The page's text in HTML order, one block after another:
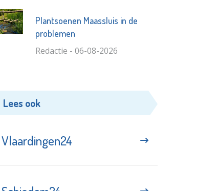
Plantsoenen Maassluis in de
problemen
Redactie - 06-08-2026
Lees ook
Vlaardingen24